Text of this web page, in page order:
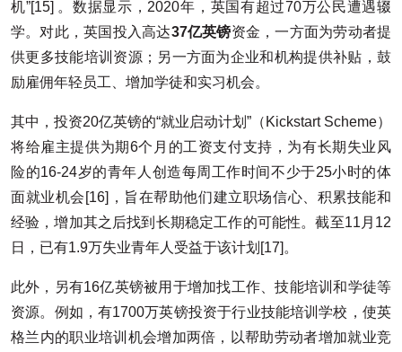
机”[15] 。数据显示，2020年，英国有超过70万公民遭遇辍
学。对此，英国投入高达37亿英镑资金，一方面为劳动者提
供更多技能培训资源；另一方面为企业和机构提供补贴，鼓
励雇佣年轻员工、增加学徒和实习机会。
其中，投资20亿英镑的“就业启动计划”（Kickstart Scheme）
将给雇主提供为期6个月的工资支付支持，为有长期失业风
险的16-24岁的青年人创造每周工作时间不少于25小时的体
面就业机会[16]，旨在帮助他们建立职场信心、积累技能和
经验，增加其之后找到长期稳定工作的可能性。截至11月12
日，已有1.9万失业青年人受益于该计划[17]。
此外，另有16亿英镑被用于增加找工作、技能培训和学徒等
资源。例如，有1700万英镑投资于行业技能培训学校，使英
格兰内的职业培训机会增加两倍，以帮助劳动者增加就业竞